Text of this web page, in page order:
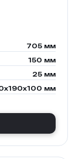
705 мм
150 мм
25 мм
мм